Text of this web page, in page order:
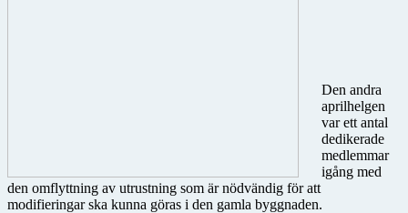
Den andra
aprilhelgen
var ett antal
dedikerade
medlemmar
igång med
den omflyttning av utrustning som är nödvändig för att
modifieringar ska kunna göras i den gamla byggnaden.